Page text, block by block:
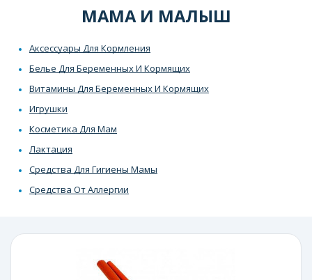
МАМА И МАЛЫШ
Аксессуары Для Кормления
Белье Для Беременных И Кормящих
Витамины Для Беременных И Кормящих
Игрушки
Косметика Для Мам
Лактация
Средства Для Гигиены Мамы
Средства От Аллергии